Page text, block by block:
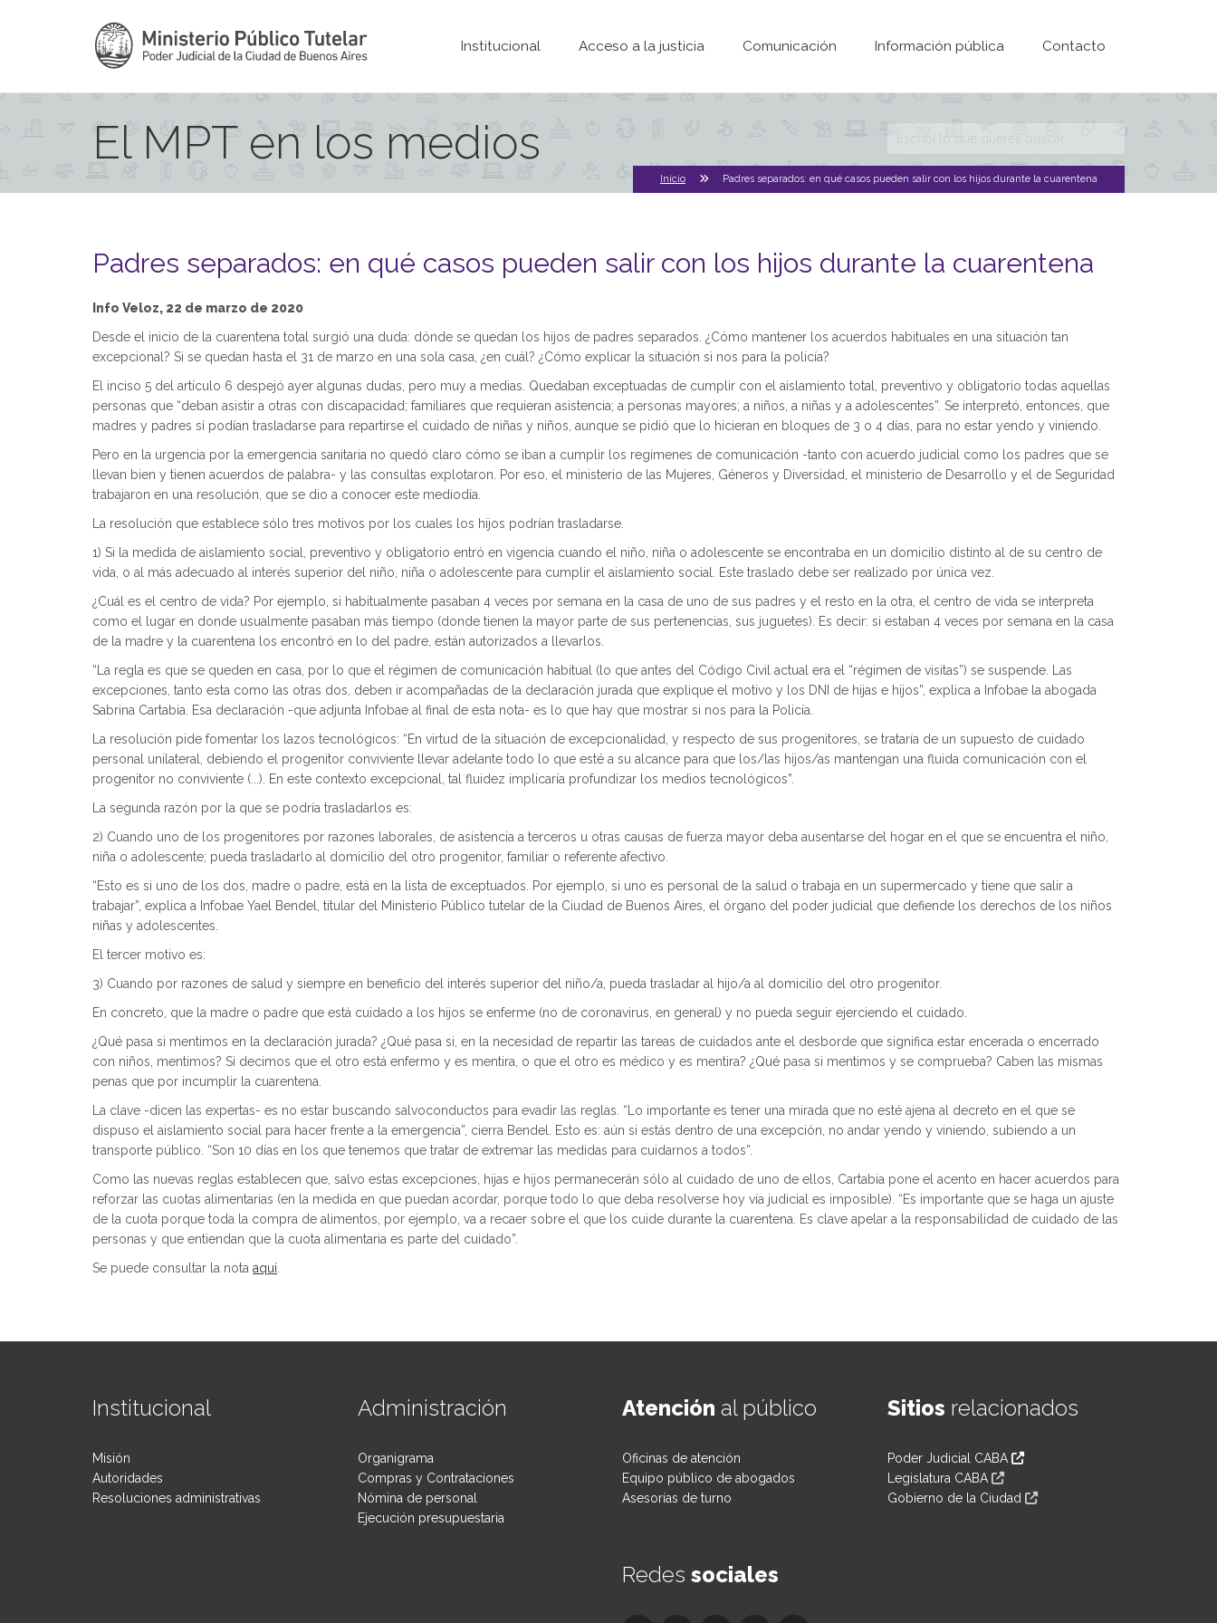
Institucional Acceso a la justicia Comunicación Información pública Contacto
El MPT en los medios
Formulario de
búsqueda
Inicio Padres separados: en qué casos pueden salir con los hijos durante la cuarentena
Padres separados: en qué casos pueden salir con los hijos durante la cuarentena
Info Veloz, 22 de marzo de 2020
Desde el inicio de la cuarentena total surgió una duda: dónde se quedan los hijos de padres separados. ¿Cómo mantener los acuerdos habituales en una situación tan
excepcional? Si se quedan hasta el 31 de marzo en una sola casa, ¿en cuál? ¿Cómo explicar la situación si nos para la policía?
El inciso 5 del artículo 6 despejó ayer algunas dudas, pero muy a medias. Quedaban exceptuadas de cumplir con el aislamiento total, preventivo y obligatorio todas aquellas
personas que “deban asistir a otras con discapacidad; familiares que requieran asistencia; a personas mayores; a niños, a niñas y a adolescentes”. Se interpretó, entonces, que
madres y padres sí podían trasladarse para repartirse el cuidado de niñas y niños, aunque se pidió que lo hicieran en bloques de 3 o 4 días, para no estar yendo y viniendo.
Pero en la urgencia por la emergencia sanitaria no quedó claro cómo se iban a cumplir los regímenes de comunicación -tanto con acuerdo judicial como los padres que se
llevan bien y tienen acuerdos de palabra- y las consultas explotaron. Por eso, el ministerio de las Mujeres, Géneros y Diversidad, el ministerio de Desarrollo y el de Seguridad
trabajaron en una resolución, que se dio a conocer este mediodía.
La resolución que establece sólo tres motivos por los cuales los hijos podrían trasladarse.
1) Si la medida de aislamiento social, preventivo y obligatorio entró en vigencia cuando el niño, niña o adolescente se encontraba en un domicilio distinto al de su centro de
vida, o al más adecuado al interés superior del niño, niña o adolescente para cumplir el aislamiento social. Este traslado debe ser realizado por única vez.
¿Cuál es el centro de vida? Por ejemplo, si habitualmente pasaban 4 veces por semana en la casa de uno de sus padres y el resto en la otra, el centro de vida se interpreta
como el lugar en donde usualmente pasaban más tiempo (donde tienen la mayor parte de sus pertenencias, sus juguetes). Es decir: si estaban 4 veces por semana en la casa
de la madre y la cuarentena los encontró en lo del padre, están autorizados a llevarlos.
“La regla es que se queden en casa, por lo que el régimen de comunicación habitual (lo que antes del Código Civil actual era el “régimen de visitas”) se suspende. Las
excepciones, tanto esta como las otras dos, deben ir acompañadas de la declaración jurada que explique el motivo y los DNI de hijas e hijos”, explica a Infobae la abogada
Sabrina Cartabia. Esa declaración -que adjunta Infobae al final de esta nota- es lo que hay que mostrar si nos para la Policía.
La resolución pide fomentar los lazos tecnológicos: “En virtud de la situación de excepcionalidad, y respecto de sus progenitores, se trataría de un supuesto de cuidado
personal unilateral, debiendo el progenitor conviviente llevar adelante todo lo que esté a su alcance para que los/las hijos/as mantengan una fluida comunicación con el
progenitor no conviviente (...). En este contexto excepcional, tal fluidez implicaría profundizar los medios tecnológicos”.
La segunda razón por la que se podría trasladarlos es:
2) Cuando uno de los progenitores por razones laborales, de asistencia a terceros u otras causas de fuerza mayor deba ausentarse del hogar en el que se encuentra el niño,
niña o adolescente; pueda trasladarlo al domicilio del otro progenitor, familiar o referente afectivo.
“Esto es si uno de los dos, madre o padre, está en la lista de exceptuados. Por ejemplo, si uno es personal de la salud o trabaja en un supermercado y tiene que salir a
trabajar”, explica a Infobae Yael Bendel, titular del Ministerio Público tutelar de la Ciudad de Buenos Aires, el órgano del poder judicial que defiende los derechos de los niños
niñas y adolescentes.
El tercer motivo es:
3) Cuando por razones de salud y siempre en beneficio del interés superior del niño/a, pueda trasladar al hijo/a al domicilio del otro progenitor.
En concreto, que la madre o padre que está cuidado a los hijos se enferme (no de coronavirus, en general) y no pueda seguir ejerciendo el cuidado.
¿Qué pasa si mentimos en la declaración jurada? ¿Qué pasa si, en la necesidad de repartir las tareas de cuidados ante el desborde que significa estar encerada o encerrado
con niños, mentimos? Si decimos que el otro está enfermo y es mentira, o que el otro es médico y es mentira? ¿Qué pasa si mentimos y se comprueba? Caben las mismas
penas que por incumplir la cuarentena.
La clave -dicen las expertas- es no estar buscando salvoconductos para evadir las reglas. “Lo importante es tener una mirada que no esté ajena al decreto en el que se
dispuso el aislamiento social para hacer frente a la emergencia”, cierra Bendel. Esto es: aún si estás dentro de una excepción, no andar yendo y viniendo, subiendo a un
transporte público. “Son 10 días en los que tenemos que tratar de extremar las medidas para cuidarnos a todos”.
Como las nuevas reglas establecen que, salvo estas excepciones, hijas e hijos permanecerán sólo al cuidado de uno de ellos, Cartabia pone el acento en hacer acuerdos para
reforzar las cuotas alimentarias (en la medida en que puedan acordar, porque todo lo que deba resolverse hoy vía judicial es imposible). “Es importante que se haga un ajuste
de la cuota porque toda la compra de alimentos, por ejemplo, va a recaer sobre el que los cuide durante la cuarentena. Es clave apelar a la responsabilidad de cuidado de las
personas y que entiendan que la cuota alimentaria es parte del cuidado”.
Se puede consultar la nota aquí
Institucional
Misión
Autoridades
Resoluciones administrativas
Administración
Organigrama
Compras y Contrataciones
Nómina de personal
Ejecución presupuestaria
Atención al público
Oficinas de atención
Equipo público de abogados
Asesorías de turno
Redes sociales
Sitios relacionados
Poder Judicial CABA
Legislatura CABA
Gobierno de la Ciudad